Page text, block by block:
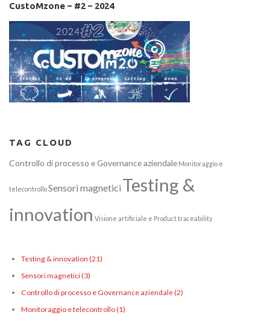
CustoMzone – #2 – 2024
TAG CLOUD
Controllo di processo e Governance aziendale Monitoraggio e
telecontrolloSensori magnetici Testing &
innovation Visione artificiale e Product traceability
Testing & innovation (21)
Sensori magnetici(3)
Controllo di processo e Governance aziendale(2)
Monitoraggio e telecontrollo(1)